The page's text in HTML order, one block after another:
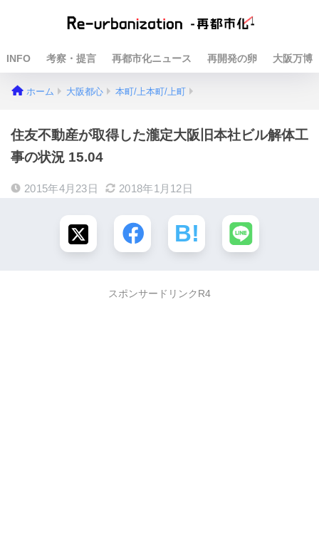
INFO 考察・提言 再都市化ニュース 再開発の卵 大阪万博
ホーム 大阪都心 本町/上本町/上町
住友不動産が取得した瀧定大阪旧本社ビル解体工
事の状況 15.04
2015年4月23日 2018年1月12日
スポンサードリンクR4